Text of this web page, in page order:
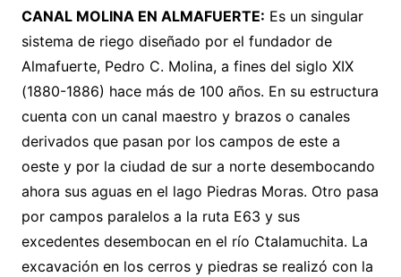
CANAL MOLINA EN ALMAFUERTE: Es un singular
sistema de riego diseñado por el fundador de
Almafuerte, Pedro C. Molina, a fines del siglo XIX
(1880-1886) hace más de 100 años. En su estructura
cuenta con un canal maestro y brazos o canales
derivados que pasan por los campos de este a
oeste y por la ciudad de sur a norte desembocando
ahora sus aguas en el lago Piedras Moras. Otro pasa
por campos paralelos a la ruta E63 y sus
excedentes desembocan en el río Ctalamuchita. La
excavación en los cerros y piedras se realizó con la